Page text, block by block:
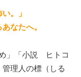
。」
なたへ。
」「小説 ヒトコ
理人の標（しる